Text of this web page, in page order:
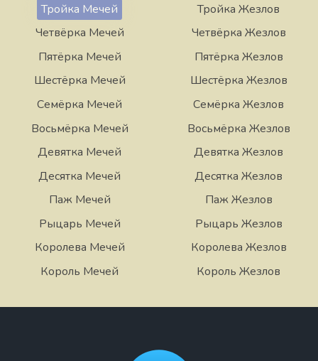
Тройка Мечей
Четвёрка Мечей
Пятёрка Мечей
Шестёрка Мечей
Семёрка Мечей
Восьмёрка Мечей
Девятка Мечей
Десятка Мечей
Паж Мечей
Рыцарь Мечей
Королева Мечей
Король Мечей
Тройка Жезлов
Четвёрка Жезлов
Пятёрка Жезлов
Шестёрка Жезлов
Семёрка Жезлов
Восьмёрка Жезлов
Девятка Жезлов
Десятка Жезлов
Паж Жезлов
Рыцарь Жезлов
Королева Жезлов
Король Жезлов